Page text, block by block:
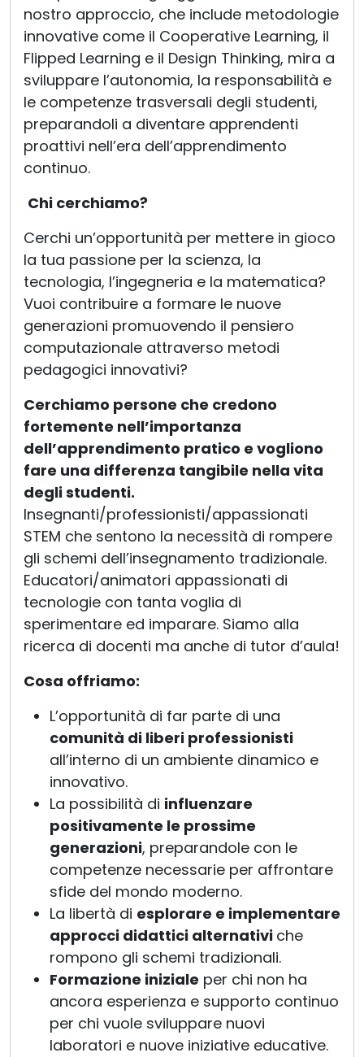
nostro approccio, che include metodologie
innovative come il Cooperative Learning, il
Flipped Learning e il Design Thinking, mira a
sviluppare l’autonomia, la responsabilità e
le competenze trasversali degli studenti,
preparandoli a diventare apprendenti
proattivi nell’era dell’apprendimento
continuo.
Chi cerchiamo?
Cerchi un’opportunità per mettere in gioco
la tua passione per la scienza, la
tecnologia, l’ingegneria e la matematica?
Vuoi contribuire a formare le nuove
generazioni promuovendo il pensiero
computazionale attraverso metodi
pedagogici innovativi?
Cerchiamo persone che credono
fortemente nell’importanza
dell’apprendimento pratico e vogliono
fare una differenza tangibile nella vita
degli studenti.
Insegnanti/professionisti/appassionati
STEM che sentono la necessità di rompere
gli schemi dell’insegnamento tradizionale.
Educatori/animatori appassionati di
tecnologie con tanta voglia di
sperimentare ed imparare. Siamo alla
ricerca di docenti ma anche di tutor d’aula!
Cosa offriamo:
L’opportunità di far parte di una
comunità di liberi professionisti
all’interno di un ambiente dinamico e
innovativo.
La possibilità di influenzare
positivamente le prossime
generazioni, preparandole con le
competenze necessarie per affrontare
sfide del mondo moderno.
La libertà di esplorare e implementare
approcci didattici alternativi che
rompono gli schemi tradizionali.
Formazione iniziale per chi non ha
ancora esperienza e supporto continuo
per chi vuole sviluppare nuovi
laboratori e nuove iniziative educative.